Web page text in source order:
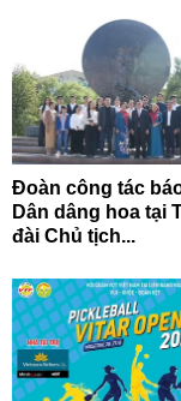
Đoàn công tác
Dân dâng hoa tại
đài Chủ tịch...